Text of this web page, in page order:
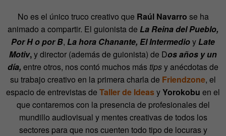
No es el único truco creativo que Raúl Navarro se ha
animado a compartir. El guionista de La Reina del Pueblo,
Por H o por B, La hora Chanante, El IntermedioyLate
Motiv,y director (además de guionista) de Dos años y un
día, entre otros, nos contó muchos más tipsy anécdotas de
su trabajo creativo en la primera charla de Friendzone, el
espacio de entrevistas de Taller de IdeasyYorokobu en el
que contaremos con la presencia de profesionales del
mundillo audiovisual y mentes creativas de todos los
sectores para que nos cuenten todo tipo de locuras y